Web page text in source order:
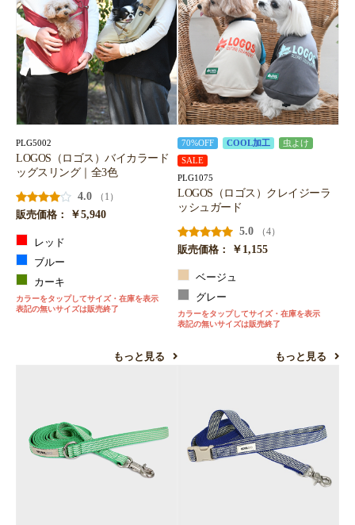
PLG5002
LOGOS（ロゴス）バイカラード
ッグスリング｜全3色
4.0
（1）
販売価格：
￥5,940
レッド
ブルー
カーキ
カラーをタップしてサイズ・在庫を表示
表記の無いサイズは販売終了
もっと見る
70%OFF COOL加工
虫よけ
SALE
PLG1075
LOGOS（ロゴス）クレイジーラ
ッシュガード
5.0
（4）
販売価格：
￥1,155
ベージュ
グレー
カラーをタップしてサイズ・在庫を表示
表記の無いサイズは販売終了
もっと見る